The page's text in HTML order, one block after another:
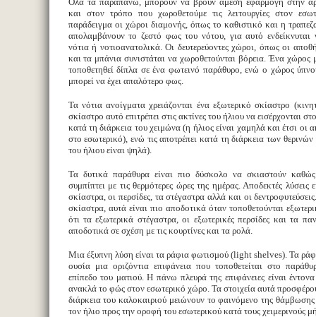
και στον τρόπο που χωροθετούμε τις λειτουργίες στον
παράδειγμα οι χώροι διαμονής, όπως το καθιστικό και η
απολαμβάνουν το ζεστό φως του νότου, για αυτό ενδείκνυται
νότια ή νοτιοανατολικά. Οι δευτερεύοντες χώροι, όπως οι
και τα μπάνια συνιστάται να χωροθετούνται βόρεια. Ένα χώρος
τοποθετηθεί δίπλα σε ένα φωτεινό παράθυρο, ενώ ο χώρος
μπορεί να έχει απαλότερο φως.
Τα νότια ανοίγματα χρειάζονται ένα εξωτερικό σκίαστρο
σκίαστρο αυτό επιτρέπει στις ακτίνες του ήλιου να εισέρχονται
κατά τη διάρκεια του χειμώνα (η ήλιος είναι χαμηλά και έτσι οι
στο εσωτερικό), ενώ τις αποτρέπει κατά τη διάρκεια των
του ήλιου είναι ψηλά).
Τα δυτικά παράθυρα είναι πιο δύσκολο να σκιαστούν
συμπίπτει με τις θερμότερες ώρες της ημέρας. Αποδεκτές λύσεις
σκίαστρα, οι περσίδες, τα στέγαστρα αλλά και οι
σκίαστρα, αυτά είναι πιο αποδοτικά όταν τοποθετούνται
ότι τα εξωτερικά στέγαστρα, οι εξωτερικές περσίδες και τα
αποδοτικά σε σχέση με τις κουρτίνες και τα ρολά.
Μια έξυπνη λύση είναι τα ράφια φωτισμού (light shelves). Τα
ουσία μια οριζόντια επιφάνεια που τοποθετείται στο
επίπεδο του ματιού. Η πάνω πλευρά της επιφάνειες είναι
ανακλά το φώς στον εσωτερικό χώρο. Τα στοιχεία αυτά
διάρκεια του καλοκαιριού μειώνουν το φαινόμενο της
τον ήλιο προς την οροφή του εσωτερικού κατά τους χειμερινούς